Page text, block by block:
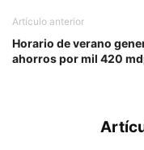
Artículo anterior
Horario de verano
ahorros por mil 420